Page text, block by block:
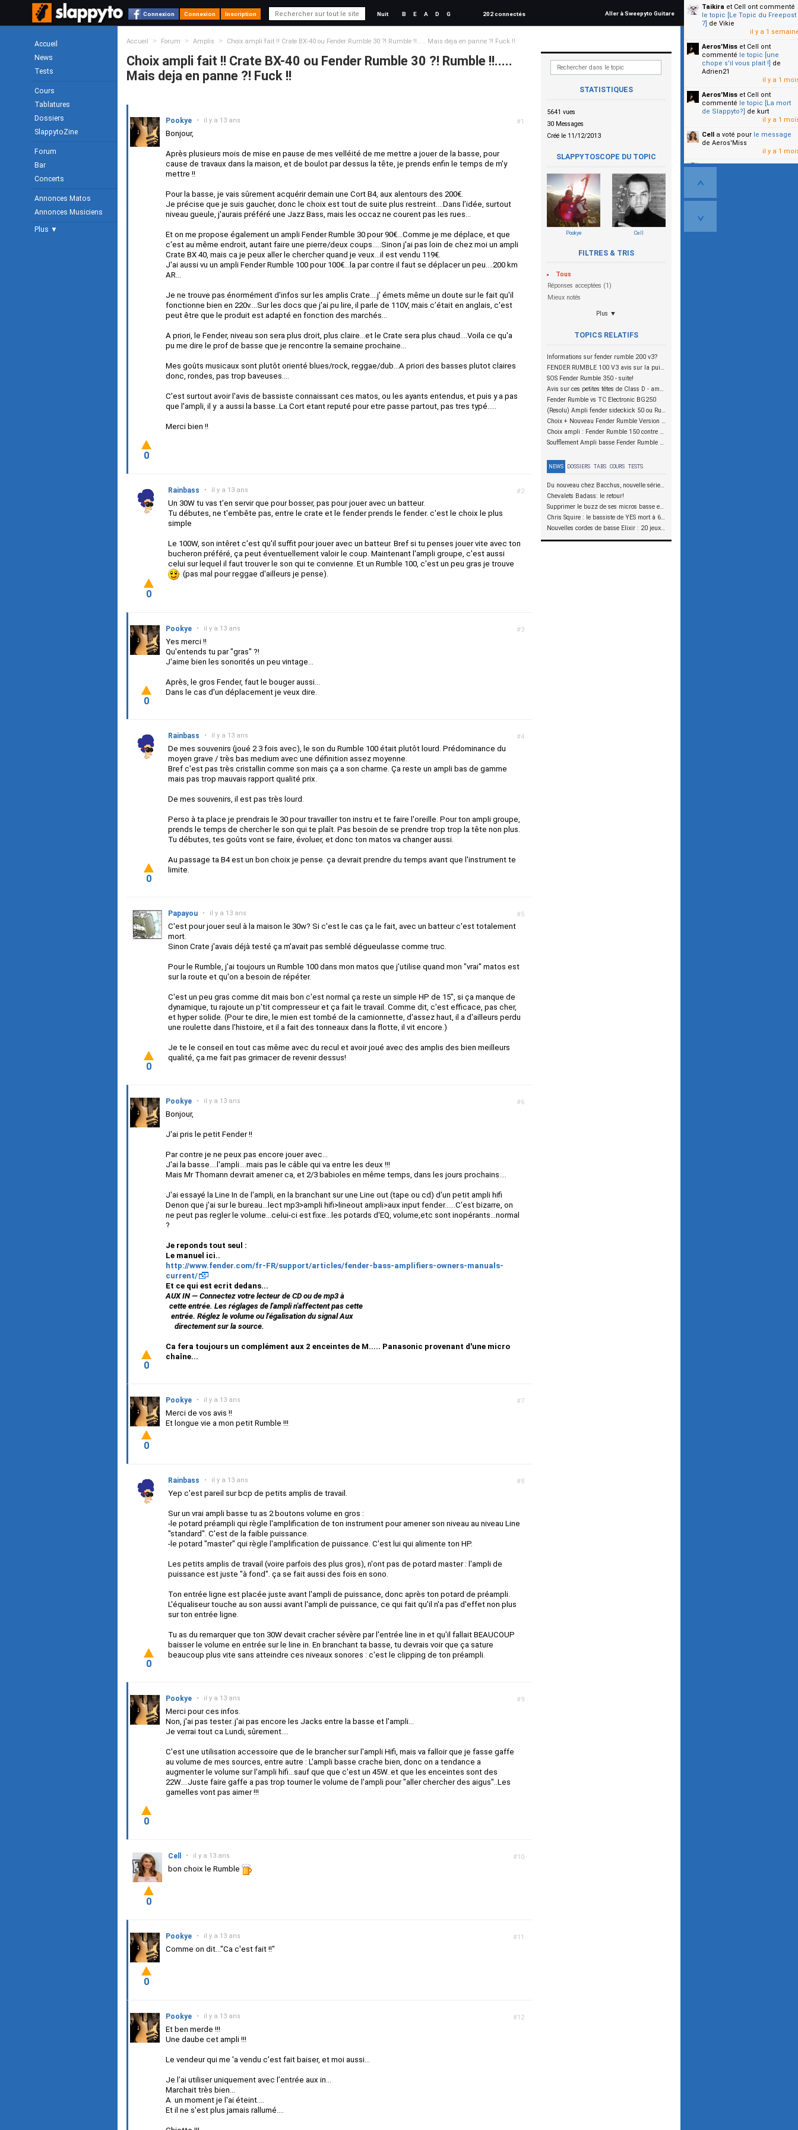
Connexion Connexion Inscription Nuit B E A D G 202 connectés Aller à Sweepyto Guitare
Accueil
News
Tests
Cours
Tablatures
Dossiers
SlappytoZine
Forum
Bar
Concerts
Annonces Matos
Annonces Musiciens
Plus ▼
Accueil > Forum > Amplis > Choix ampli fait !! Crate BX-40 ou Fender Rumble 30 ?! Rumble !!..... Mais deja en panne ?! Fuck !!
Choix ampli fait !! Crate BX-40 ou Fender Rumble 30 ?! Rumble !!.....
Mais deja en panne ?! Fuck !!
STATISTIQUES
5641 vues
30 Messages
Créé le 11/12/2013
SLAPPYTOSCOPE DU TOPIC
Pookye Cell
FILTRES & TRIS
Tous
Réponses acceptées (1)
Mieux notés
Plus ▼
TOPICS RELATIFS
Informations sur fender rumble 200 v3?
FENDER RUMBLE 100 V3 avis sur la puissance
SOS Fender Rumble 350 - suite!
Avis sur ces petites têtes de Class D - ampeg pf 350 - fender rumble 350 ( 2010-2013 ) - markbass LM 250 black line
Fender Rumble vs TC Electronic BG250
(Resolu) Ampli fender sideckick 50 ou Rumble 75
Choix + Nouveau Fender Rumble Version 2014
Choix ampli : Fender Rumble 150 contre Gallien Kruger MB115.
Soufflement Ampli basse Fender Rumble 15
NEWS DOSSIERS TABS COURS TESTS
Du nouveau chez Bacchus, nouvelle série SCD
Chevalets Badass: le retour!
Supprimer le buzz de ses micros basse en reliant les aimants à la masse
Chris Squire : le bassiste de YES mort à 67 ans
Nouvelles cordes de basse Elixir : 20 jeux à tester !
#1
Pookye • il y a 13 ans
Bonjour,
Après plusieurs mois de mise en pause de mes velléité de me mettre a jouer de la basse, pour
cause de travaux dans la maison, et de boulot par dessus la tête, je prends enfin le temps de m'y
mettre !!
Pour la basse, je vais sûrement acquérir demain une Cort B4, aux alentours des 200€.
Je précise que je suis gaucher, donc le choix est tout de suite plus restreint....Dans l’idée, surtout
niveau gueule, j'aurais préféré une Jazz Bass, mais les occaz ne courent pas les rues...
Et on me propose également un ampli Fender Rumble 30 pour 90€...Comme je me déplace, et que
c'est au même endroit, autant faire une pierre/deux coups.....Sinon j'ai pas loin de chez moi un ampli
Crate BX 40, mais ca je peux aller le chercher quand je veux...il est vendu 119€.
J'ai aussi vu un ampli Fender Rumble 100 pour 100€...la par contre il faut se déplacer un peu....200 km
AR...
Je ne trouve pas énormément d'infos sur les amplis Crate....j' émets même un doute sur le fait qu'il
fonctionne bien en 220v....Sur les docs que j'ai pu lire, il parle de 110V, mais c’était en anglais, c'est
peut être que le produit est adapté en fonction des marchés...
A priori, le Fender, niveau son sera plus droit, plus claire...et le Crate sera plus chaud....Voila ce qu'a
pu me dire le prof de basse que je rencontre la semaine prochaine...
Mes goûts musicaux sont plutôt orienté blues/rock, reggae/dub...A priori des basses plutot claires
donc, rondes, pas trop baveuses....
C'est surtout avoir l'avis de bassiste connaissant ces matos, ou les ayants entendus, et puis y a pas
que l'ampli, il y a aussi la basse..La Cort etant reputé pour etre passe partout, pas tres typé.....
Merci bien !!
0
#2
Rainbass • il y a 13 ans
Un 30W tu vas t'en servir que pour bosser, pas pour jouer avec un batteur.
Tu débutes, ne t'embête pas, entre le crate et le fender prends le fender. c'est le choix le plus
simple
Le 100W, son intêret c'est qu'il suffit pour jouer avec un batteur. Bref si tu penses jouer vite avec ton
bucheron préféré, ça peut éventuellement valoir le coup. Maintenant l'ampli groupe, c'est aussi
celui sur lequel il faut trouver le son qui te convienne. Et un Rumble 100, c'est un peu gras je trouve
(pas mal pour reggae d'ailleurs je pense).
0
#3
Pookye • il y a 13 ans
Yes merci !!
Qu'entends tu par "gras" ?!
J'aime bien les sonorités un peu vintage...
Après, le gros Fender, faut le bouger aussi...
Dans le cas d'un déplacement je veux dire.
0
#4
Rainbass • il y a 13 ans
De mes souvenirs (joué 2 3 fois avec), le son du Rumble 100 était plutôt lourd. Prédominance du
moyen grave / très bas medium avec une définition assez moyenne.
Bref c'est pas très cristallin comme son mais ça a son charme. Ça reste un ampli bas de gamme
mais pas trop mauvais rapport qualité prix.
De mes souvenirs, il est pas très lourd.
Perso à ta place je prendrais le 30 pour travailler ton instru et te faire l'oreille. Pour ton ampli groupe,
prends le temps de chercher le son qui te plaît. Pas besoin de se prendre trop trop la tête non plus.
Tu débutes, tes goûts vont se faire, évoluer, et donc ton matos va changer aussi.
Au passage ta B4 est un bon choix je pense. ça devrait prendre du temps avant que l'instrument te
limite.
0
#5
Papayou • il y a 13 ans
C'est pour jouer seul à la maison le 30w? Si c'est le cas ça le fait, avec un batteur c'est totalement
mort.
Sinon Crate j'avais déjà testé ça m'avait pas semblé dégueulasse comme truc.
Pour le Rumble, j'ai toujours un Rumble 100 dans mon matos que j'utilise quand mon "vrai" matos est
sur la route et qu'on a besoin de répéter.
C'est un peu gras comme dit mais bon c'est normal ça reste un simple HP de 15", si ça manque de
dynamique, tu rajoute un p'tit compresseur et ça fait le travail. Comme dit, c'est efficace, pas cher,
et hyper solide. (Pour te dire, le mien est tombé de la camionnette, d'assez haut, il a d'ailleurs perdu
une roulette dans l'histoire, et il a fait des tonneaux dans la flotte, il vit encore.)
Je te le conseil en tout cas même avec du recul et avoir joué avec des amplis des bien meilleurs
qualité, ça me fait pas grimacer de revenir dessus!
0
#6
Pookye • il y a 13 ans
Bonjour,
J'ai pris le petit Fender !!
Par contre je ne peux pas encore jouer avec...
J'ai la basse....l'ampli....mais pas le câble qui va entre les deux !!!
Mais Mr Thomann devrait amener ca, et 2/3 babioles en même temps, dans les jours prochains....
J'ai essayé la Line In de l'ampli, en la branchant sur une Line out (tape ou cd) d'un petit ampli hifi
Denon que j'ai sur le bureau...lect mp3>ampli hifi>lineout ampli>aux input fender......C'est bizarre, on
ne peut pas regler le volume...celui-ci est fixe...les potards d'EQ, volume,etc sont inopérants...normal
?
Je reponds tout seul :
Le manuel ici..
http://www.fender.com/fr-FR/support/articles/fender-bass-amplifiers-owners-manuals-
current/
Et ce qui est ecrit dedans...
AUX IN — Connectez votre lecteur de CD ou de mp3 à
cette entrée. Les réglages de l'ampli n'affectent pas cette
entrée. Réglez le volume ou l'égalisation du signal Aux
directement sur la source.
Ca fera toujours un complément aux 2 enceintes de M..... Panasonic provenant d'une micro
chaîne...
0
#7
Pookye • il y a 13 ans
Merci de vos avis !!
Et longue vie a mon petit Rumble !!!
0
#8
Rainbass • il y a 13 ans
Yep c'est pareil sur bcp de petits amplis de travail.
Sur un vrai ampli basse tu as 2 boutons volume en gros :
-le potard préampli qui règle l'amplification de ton instrument pour amener son niveau au niveau Line
"standard". C'est de la faible puissance.
-le potard "master" qui règle l'amplification de puissance. C'est lui qui alimente ton HP.
Les petits amplis de travail (voire parfois des plus gros), n'ont pas de potard master : l'ampli de
puissance est juste "à fond". ça se fait aussi des fois en sono.
Ton entrée ligne est placée juste avant l'ampli de puissance, donc après ton potard de préampli.
L'équaliseur touche au son aussi avant l'ampli de puissance, ce qui fait qu'il n'a pas d'effet non plus
sur ton entrée ligne.
Tu as du remarquer que ton 30W devait cracher sévère par l'entrée line in et qu'il fallait BEAUCOUP
baisser le volume en entrée sur le line in. En branchant ta basse, tu devrais voir que ça sature
beaucoup plus vite sans atteindre ces niveaux sonores : c'est le clipping de ton préampli.
0
#9
Pookye • il y a 13 ans
Merci pour ces infos.
Non, j'ai pas tester..j'ai pas encore les Jacks entre la basse et l'ampli...
Je verrai tout ca Lundi, sûrement....
C'est une utilisation accessoire que de le brancher sur l'ampli Hifi, mais va falloir que je fasse gaffe
au volume de mes sources, entre autre : L'ampli basse crache bien, donc on a tendance a
augmenter le volume sur l'ampli hifi...sauf que que c'est un 45W..et que les enceintes sont des
22W....Juste faire gaffe a pas trop tourner le volume de l'ampli pour "aller chercher des aigus"..Les
gamelles vont pas aimer !!!
0
#10
Cell • il y a 13 ans
bon choix le Rumble
0
#11
Pookye • il y a 13 ans
Comme on dit..."Ca c'est fait !!"
0
#12
Pookye • il y a 13 ans
Et ben merde !!!
Une daube cet ampli !!!
Le vendeur qui me 'a vendu c'est fait baiser, et moi aussi...
Je l'ai utiliser uniquement avec l’entrée aux in...
Marchait très bien...
A un moment je l'ai éteint....
Et il ne s'est plus jamais rallumé....
Taikira et Cell ont commenté
le topic [Le Topic du Freepost
7] de Vikie
il y a 1
Aeros'Miss et Cell ont
commenté le topic [une
chope s'il vous plait !] de
Adrien21
il y a 1
Aeros'Miss et Cell ont
commenté le topic [La mort
de Slappyto?] de kurt
il y a 1
Cell a voté pour le message
de Aeros'Miss
il y a 1
Cella voté pourle message